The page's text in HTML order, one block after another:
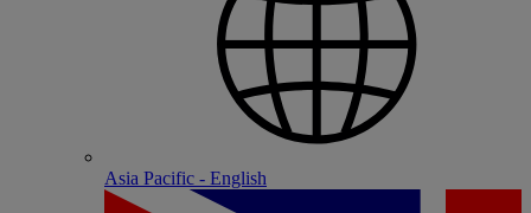
Asia Pacific - English